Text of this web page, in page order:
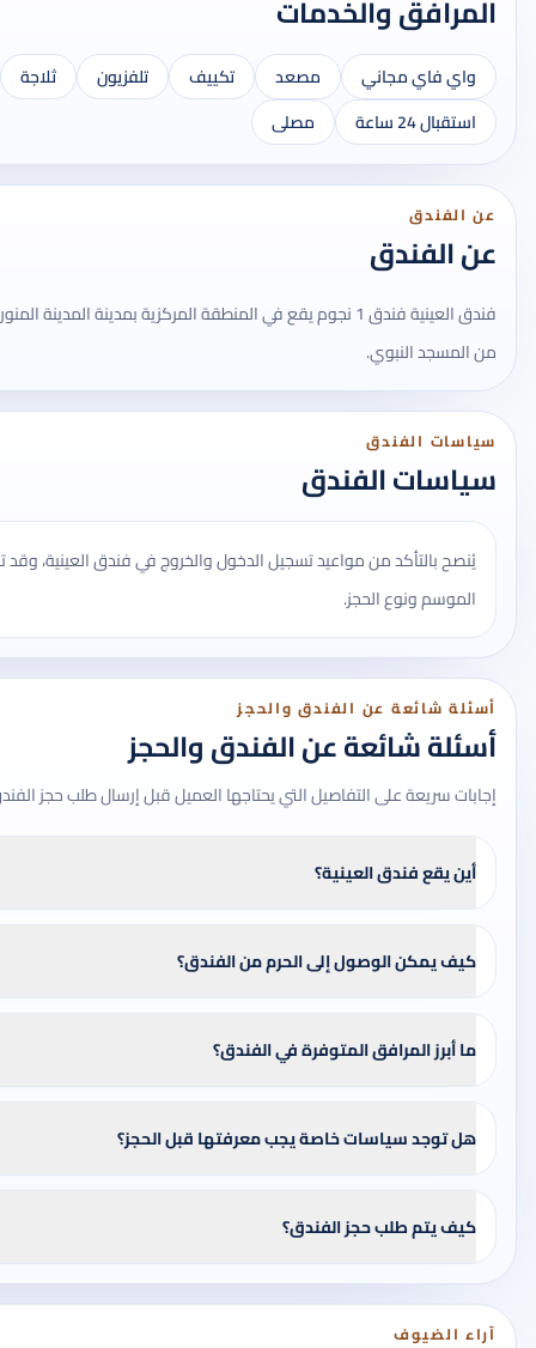
المرافق والخدمات
واي فاي مجاني مصعد تكييف تلفزيون
ثلاجة
استقبال 24 ساعة
مصلى
عن الفندق
عن الفندق
فندق العينية فندق 1 نجوم يقع في المنطقة المركزية بمدينة
من المسجد النبوي.
سياسات الفندق
سياسات الفندق
يُنصح بالتأكد من مواعيد تسجيل الدخول والخروج في فندق العينية،
الموسم ونوع الحجز.
أسئلة شائعة عن الفندق والحجز
أسئلة شائعة عن الفندق والحجز
إجابات سريعة على التفاصيل التي يحتاجها العميل قبل إرسال طلب حجز
أين يقع فندق العينية؟
كيف يمكن الوصول إلى الحرم من الفندق؟
ما أبرز المرافق المتوفرة في الفندق؟
هل توجد سياسات خاصة يجب معرفتها قبل الحجز؟
كيف يتم طلب حجز الفندق؟
آراء الضيوف